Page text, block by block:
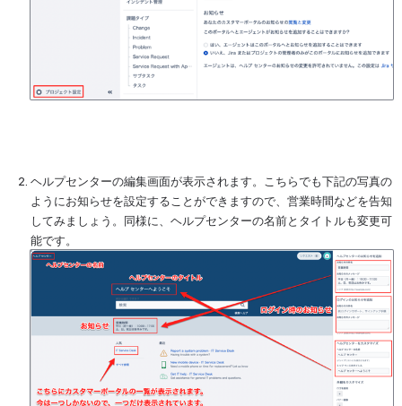
ヘルプセンターの編集画面が表示されます。こちらでも下記の写真の
ようにお知らせを設定することができますので、営業時間などを告知
してみましょう。同様に、ヘルプセンターの名前とタイトルも変更可
能です。
を開く